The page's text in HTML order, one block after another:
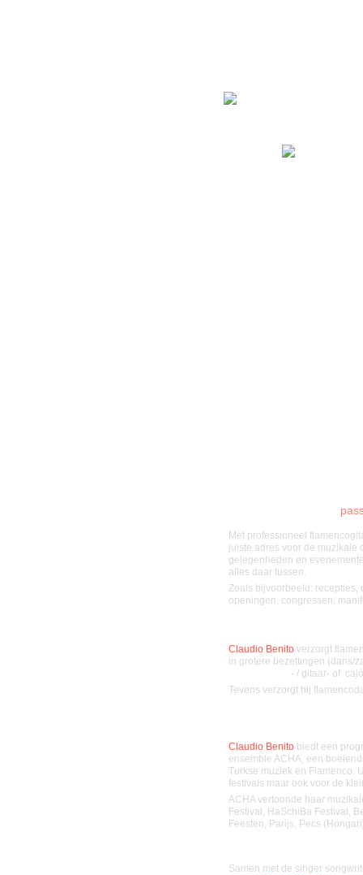
Met professioneel
juiste adres voor de
gelegenheden en
alles daar tussen.
Zoals bijvoorbeeld: recepties,
openingen, congressen,
Claudio Benito verzorgt
in grotere bezettingen (dans/
- / gitaar- of
Tevens verzorgt hij
.
Claudio Benito biedt een
ensemble ACHA, een
Turkse muziek en Flamenco.
festivals maar ook voor de
ACHA vertoonde haar
Festival, HaSchiBa Festival,
Feesten, Parijs, Pecs
Samen met de singer